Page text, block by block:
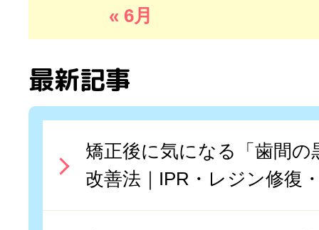
« 6月
最新記事
矯正後に気になる「歯間の
改善法｜IPR・レジン修復